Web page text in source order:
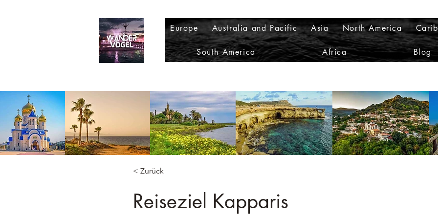
Europe Australia and Pacific Asia North America
South America Africa Blog
< Zurück
Reiseziel Kapparis